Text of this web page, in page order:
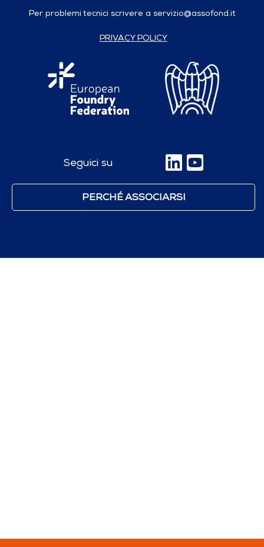
Per problemi tecnici scrivere a servizio@assofond.it
PRIVACY POLICY
Seguici su
PERCHÉ ASSOCIARSI